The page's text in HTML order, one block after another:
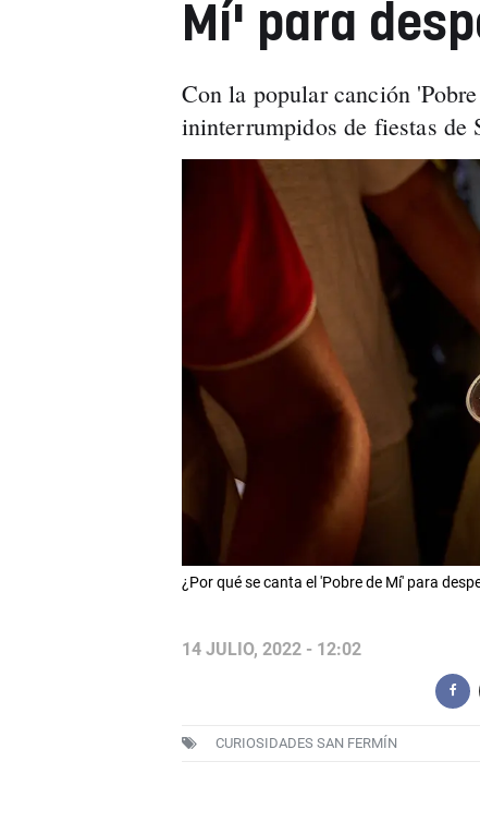
Mí' para
Con la popular canción
ininterrumpidos de fiestas de
¿Por qué se canta el 'Pobre de Mí' para
14 JULIO, 2022 - 12:02
CURIOSIDADES SAN FERMÍN